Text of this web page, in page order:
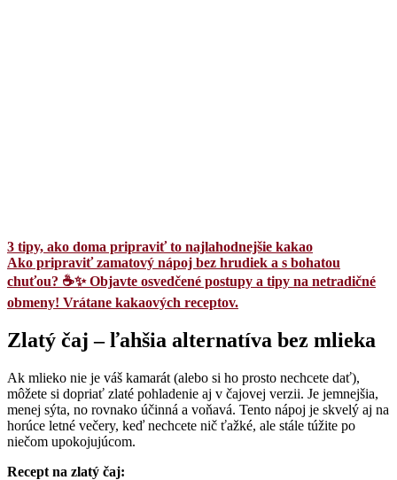
3 tipy, ako doma pripraviť to najlahodnejšie kakao
Ako pripraviť zamatový nápoj bez hrudiek a s bohatou
chuťou? ☕✨ Objavte osvedčené postupy a tipy na netradičné
obmeny! Vrátane kakaových receptov.
Zlatý čaj – ľahšia alternatíva bez mlieka
Ak mlieko nie je váš kamarát (alebo si ho prosto nechcete dať),
môžete si dopriať zlaté pohladenie aj v čajovej verzii. Je jemnejšia,
menej sýta, no rovnako účinná a voňavá. Tento nápoj je skvelý aj na
horúce letné večery, keď nechcete nič ťažké, ale stále túžite po
niečom upokojujúcom.
Recept na zlatý čaj: